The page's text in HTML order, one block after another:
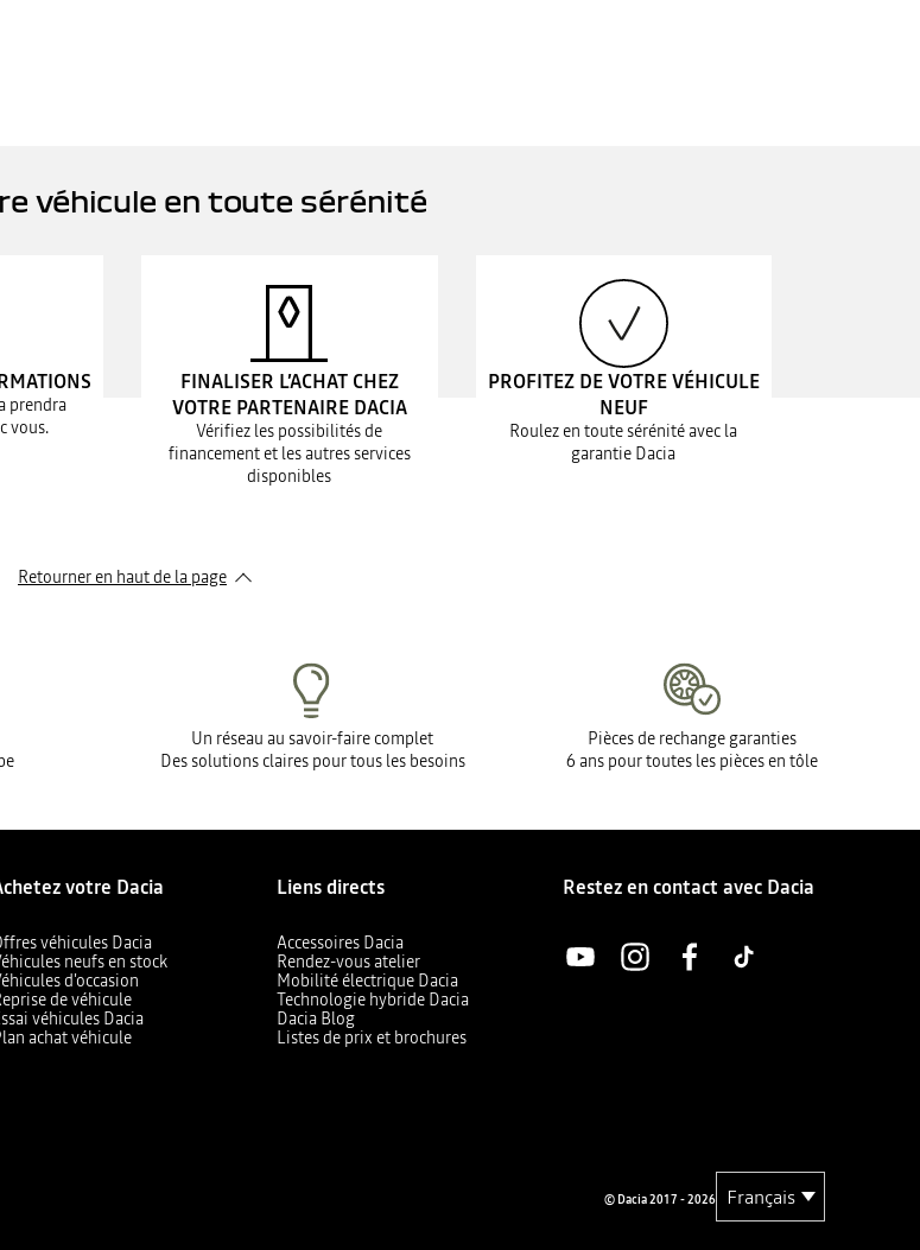
véhicule en toute sérénité
prendra
vous.
FINALISER L’ACHAT CHEZ
VOTRE PARTENAIRE DACIA
Vérifiez les possibilités de
financement et les autres services
disponibles
PROFITEZ DE VOTRE VÉHICULE
NEUF
Roulez en toute sérénité avec la
garantie Dacia
Retourner en haut de la page
Un réseau au savoir-faire complet
Des solutions claires pour tous les besoins
Pièces de rechange garanties
6 ans pour toutes les pièces en tôle
votre Dacia
véhicules Dacia
neufs en stock
d'occasion
de véhicule
véhicules Dacia
achat véhicule
Liens directs
Accessoires Dacia
Rendez-vous atelier
Mobilité électrique Dacia
Technologie hybride Dacia
Dacia Blog
Listes de prix et brochures
Restez en contact avec Dacia
© Dacia 2017 - 2026